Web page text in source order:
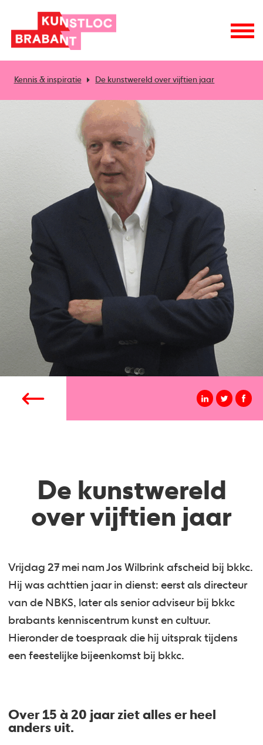
Kennis & inspiratie De kunstwereld over vijftien jaar
De kunstwereld
over vijftien jaar
Vrijdag 27 mei nam Jos Wilbrink afscheid bij bkkc.
Hij was achttien jaar in dienst: eerst als directeur
van de NBKS, later als senior adviseur bij bkkc
brabants kenniscentrum kunst en cultuur.
Hieronder de toespraak die hij uitsprak tijdens
een feestelijke bijeenkomst bij bkkc.
Over 15 à 20 jaar ziet alles er heel
anders uit.